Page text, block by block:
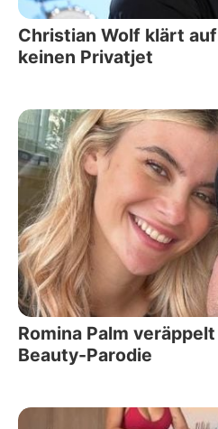
Christian Wolf klärt
keinen Privatjet
Romina Palm
Beauty-Parodie